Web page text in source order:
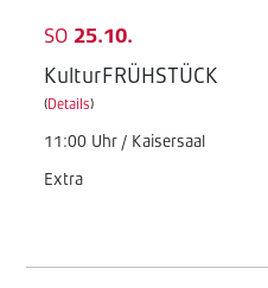
SO 25.10.
KulturFRÜHSTÜCK
(Details)
11:00 Uhr / Kaisersaal
Extra